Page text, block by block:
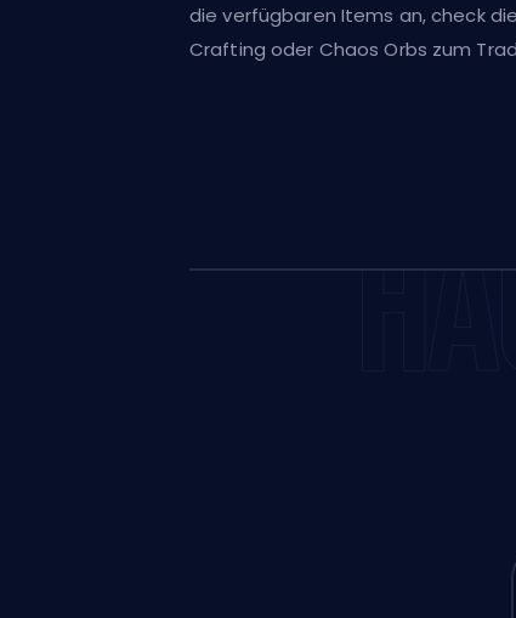
die verfügbaren Items an, check
Crafting oder Chaos Orbs zum